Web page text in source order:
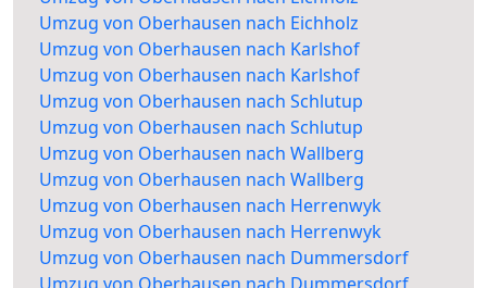
Umzug von Oberhausen nach Eichholz
Umzug von Oberhausen nach Karlshof
Umzug von Oberhausen nach Karlshof
Umzug von Oberhausen nach Schlutup
Umzug von Oberhausen nach Schlutup
Umzug von Oberhausen nach Wallberg
Umzug von Oberhausen nach Wallberg
Umzug von Oberhausen nach Herrenwyk
Umzug von Oberhausen nach Herrenwyk
Umzug von Oberhausen nach Dummersdorf